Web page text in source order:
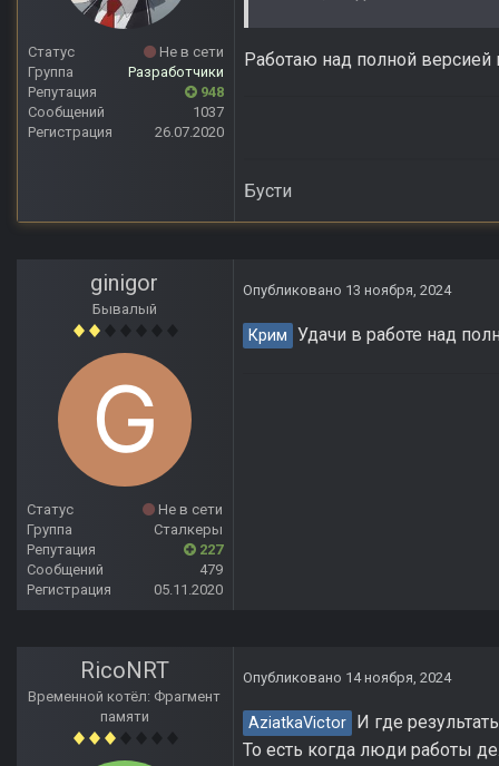
Статус
Не в сети
Группа
Разработчики
Репутация
948
Сообщений
1037
Регистрация
26.07.2020
Работаю над полной
Бусти
ginigor
Бывалый
Статус
Не в сети
Группа
Сталкеры
Репутация
227
Сообщений
479
Регистрация
05.11.2020
Опубликовано 13 ноября, 2024
Крим Удачи в работе над
RicoNRT
Временной котёл: Фрагмент
памяти
Опубликовано 14 ноября, 2024
AziatkaVictor
И где
То есть когда люди работы